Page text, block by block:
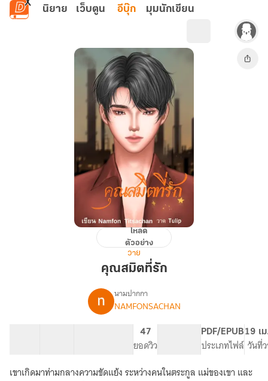
ข้ามไปยังเนื้อหาหลัก
นิยาย เว็บตูน อีบุ๊ก มุมนักเขียน
โหลด
ตัวอย่าง
วาย
คุณสมิตที่รัก
เรื่อง
สมิต
ที่รัก
นามปากกา
NAMFONSACHAN
47
ยอดวิว
PDF/EPUB
ประเภทไฟล์
19 เ
วันที่
เขาเกิดมาท่ามกลางความขัดแย้ง ระหว่างคนในตระกูล แม่ของเขา และ